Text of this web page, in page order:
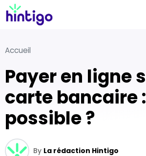
Accueil
Payer en ligne sans
carte bancaire :
possible ?
By La rédaction Hintigo